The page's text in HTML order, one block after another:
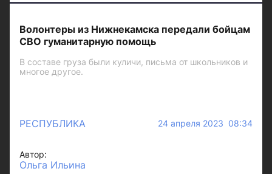
Волонтеры из Нижнекамска передали бойцам
СВО гуманитарную помощь
В составе груза были куличи, письма от школьников и
многое другое.
РЕСПУБЛИКА 24 апреля 2023 08:34
Автор:
Ольга Ильина